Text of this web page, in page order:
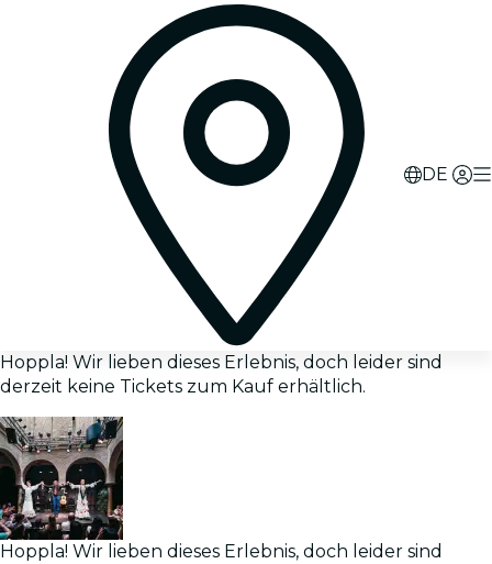
DE
Hoppla! Wir lieben dieses Erlebnis, doch leider sind
derzeit keine Tickets zum Kauf erhältlich.
Hoppla! Wir lieben dieses Erlebnis, doch leider sind